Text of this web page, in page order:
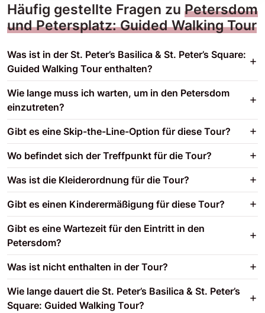
Häufig gestellte Fragen zu Petersdom
und Petersplatz: Guided Walking Tour
Was ist in der St. Peter’s Basilica & St. Peter’s Square:
Guided Walking Tour enthalten?
Wie lange muss ich warten, um in den Petersdom
einzutreten?
Gibt es eine Skip-the-Line-Option für diese Tour?
Wo befindet sich der Treffpunkt für die Tour?
Was ist die Kleiderordnung für die Tour?
Gibt es einen Kinderermäßigung für diese Tour?
Gibt es eine Wartezeit für den Eintritt in den
Petersdom?
Was ist nicht enthalten in der Tour?
Wie lange dauert die St. Peter’s Basilica & St. Peter’s
Square: Guided Walking Tour?